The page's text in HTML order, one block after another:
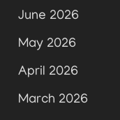
June 2026
May 2026
April 2026
March 2026